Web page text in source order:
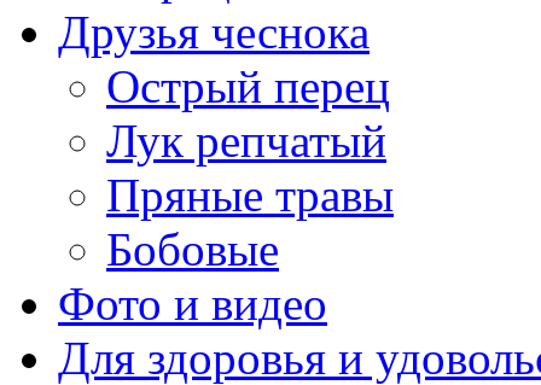
Друзья чеснока
Острый перец
Лук репчатый
Пряные травы
Бобовые
Фото и видео
Для здоровья и